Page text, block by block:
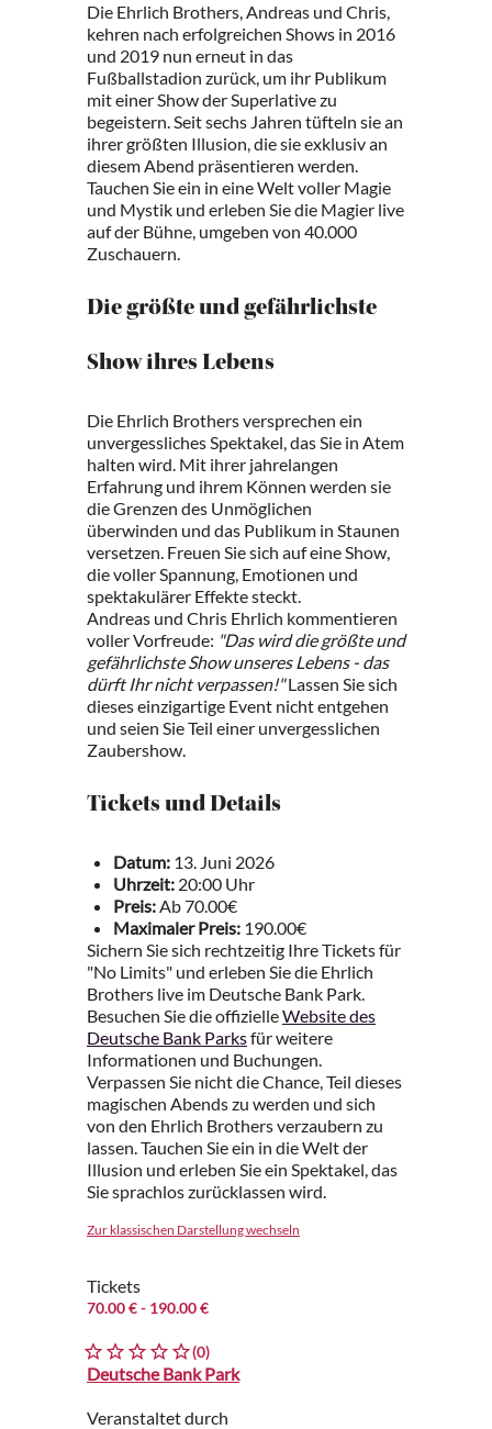
Die Ehrlich Brothers, Andreas und Chris,
kehren nach erfolgreichen Shows in 2016
und 2019 nun erneut in das
Fußballstadion zurück, um ihr Publikum
mit einer Show der Superlative zu
begeistern. Seit sechs Jahren tüfteln sie an
ihrer größten Illusion, die sie exklusiv an
diesem Abend präsentieren werden.
Tauchen Sie ein in eine Welt voller Magie
und Mystik und erleben Sie die Magier live
auf der Bühne, umgeben von 40.000
Zuschauern.
Die größte und gefährlichste
Show ihres Lebens
Die Ehrlich Brothers versprechen ein
unvergessliches Spektakel, das Sie in Atem
halten wird. Mit ihrer jahrelangen
Erfahrung und ihrem Können werden sie
die Grenzen des Unmöglichen
überwinden und das Publikum in Staunen
versetzen. Freuen Sie sich auf eine Show,
die voller Spannung, Emotionen und
spektakulärer Effekte steckt.
Andreas und Chris Ehrlich kommentieren
voller Vorfreude: "Das wird die größte und
gefährlichste Show unseres Lebens - das
dürft Ihr nicht verpassen!"Lassen Sie sich
dieses einzigartige Event nicht entgehen
und seien Sie Teil einer unvergesslichen
Zaubershow.
Tickets und Details
Datum: 13. Juni 2026
Uhrzeit: 20:00 Uhr
Preis:Ab 70.00€
Maximaler Preis: 190.00€
Sichern Sie sich rechtzeitig Ihre Tickets für
"No Limits" und erleben Sie die Ehrlich
Brothers live im Deutsche Bank Park.
Besuchen Sie die offizielleWebsite des
Deutsche Bank Parksfür weitere
Informationen und Buchungen.
Verpassen Sie nicht die Chance, Teil dieses
magischen Abends zu werden und sich
von den Ehrlich Brothers verzaubern zu
lassen. Tauchen Sie ein in die Welt der
Illusion und erleben Sie ein Spektakel, das
Sie sprachlos zurücklassen wird.
Zur klassischen Darstellung wechseln
Tickets
70.00 €- 190.00 €
(0)
Deutsche Bank Park
Veranstaltet durch